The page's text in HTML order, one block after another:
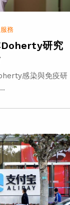
務
Doherty研究
感染與免疫研